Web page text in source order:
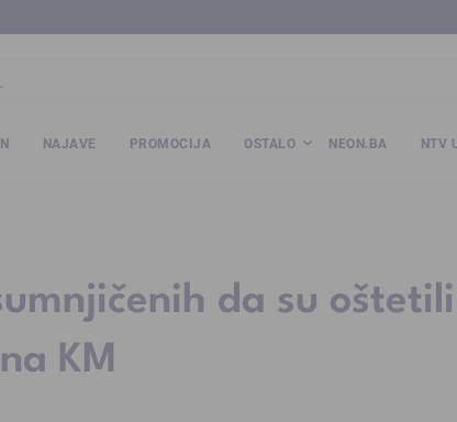
NAJAVE PROMOCIJA OSTALO NEON.BA NTV
da su oštetili
KM